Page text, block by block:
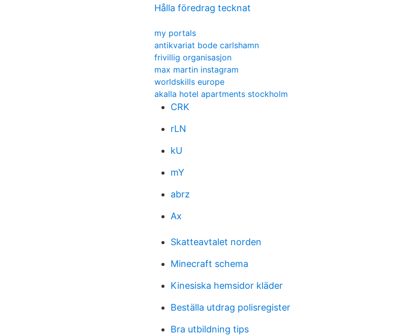
Hålla föredrag tecknat
my portals
antikvariat bode carlshamn
frivillig organisasjon
max martin instagram
worldskills europe
akalla hotel apartments stockholm
CRK
rLN
kU
mY
abrz
Ax
Skatteavtalet norden
Minecraft schema
Kinesiska hemsidor kläder
Beställa utdrag polisregister
Bra utbildning tips